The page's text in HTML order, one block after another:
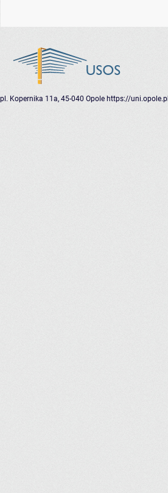
pl. Kopernika 11a, 45-040 Opole https://uni.opole.pl